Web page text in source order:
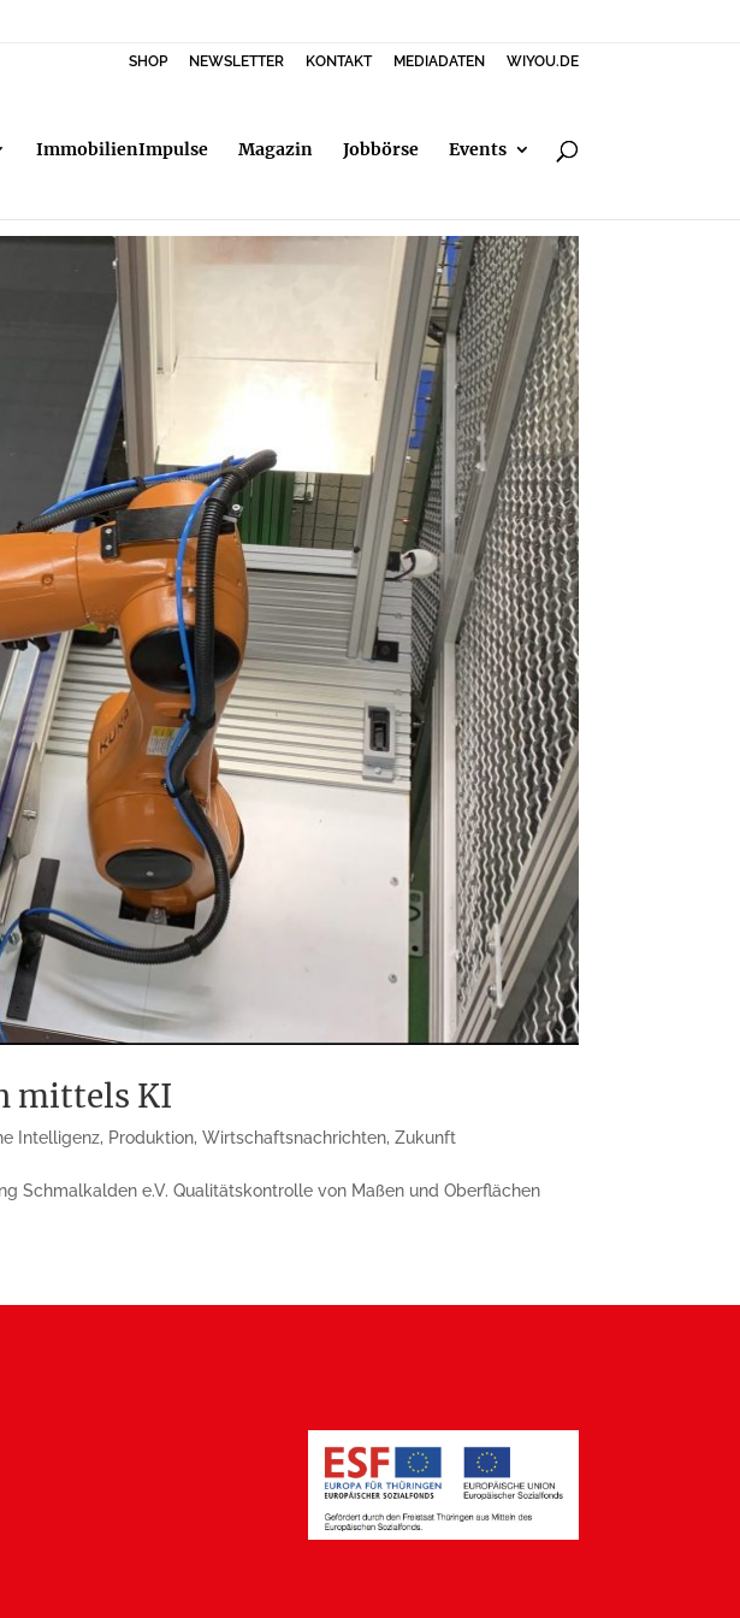
SHOP NEWSLETTER KONTAKT MEDIADATEN WIYOU.DE
ImmobilienImpulse Magazin Jobbörse Events
mittels KI
Intelligenz, Produktion,Wirtschaftsnachrichten,Zukunft
Schmalkalden e.V. Qualitätskontrolle von Maßen und Oberflächen